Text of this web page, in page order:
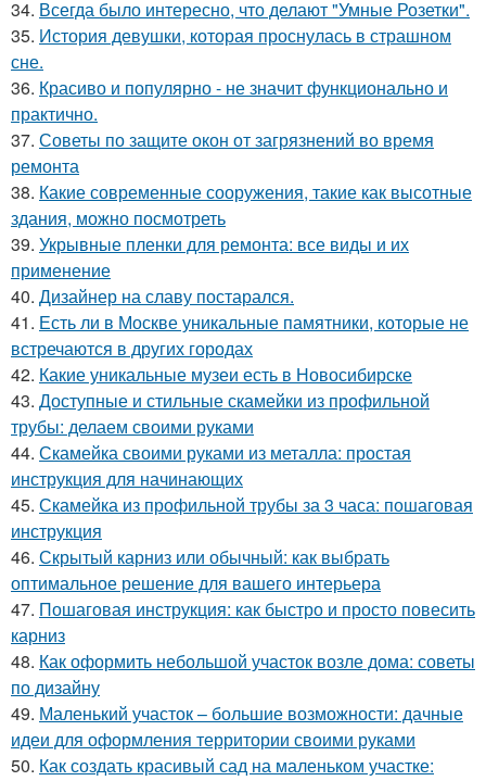
34. Всегда было интересно, что делают "Умные Розетки".
35. История девушки, которая проснулась в страшном
сне.
36. Красиво и популярно - не значит функционально и
практично.
37. Советы по защите окон от загрязнений во время
ремонта
38. Какие современные сооружения, такие как высотные
здания, можно посмотреть
39. Укрывные пленки для ремонта: все виды и их
применение
40. Дизайнер на славу постарался.
41. Есть ли в Москве уникальные памятники, которые не
встречаются в других городах
42. Какие уникальные музеи есть в Новосибирске
43. Доступные и стильные скамейки из профильной
трубы: делаем своими руками
44. Скамейка своими руками из металла: простая
инструкция для начинающих
45. Скамейка из профильной трубы за 3 часа: пошаговая
инструкция
46. Скрытый карниз или обычный: как выбрать
оптимальное решение для вашего интерьера
47. Пошаговая инструкция: как быстро и просто повесить
карниз
48. Как оформить небольшой участок возле дома: советы
по дизайну
49. Маленький участок – большие возможности: дачные
идеи для оформления территории своими руками
50. Как создать красивый сад на маленьком участке: